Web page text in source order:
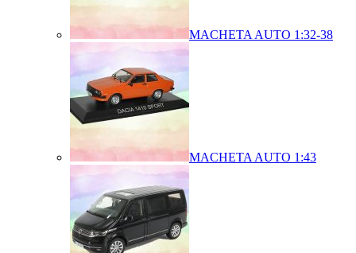
MACHETA AUTO 1:32-38
MACHETA AUTO 1:43